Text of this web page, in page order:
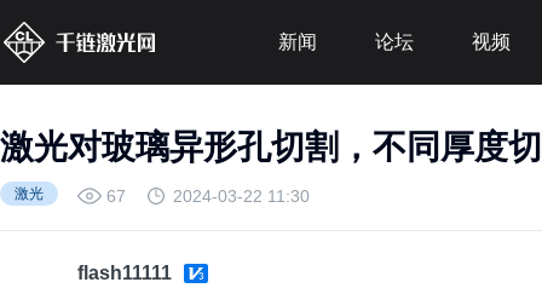
新闻 论坛 视频
激光对玻璃异形孔切割，不同厚度
激光 67 2024-03-22 11:30
flash11111